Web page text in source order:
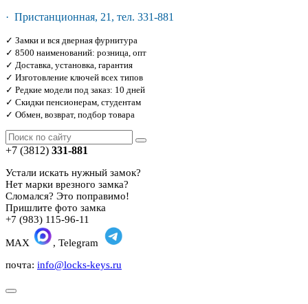
· Пристанционная, 21, тел. 331-881
✓ Замки и вся дверная фурнитура
✓ 8500 наименований: розница, опт
✓ Доставка, установка, гарантия
✓ Изготовление ключей всех типов
✓ Редкие модели под заказ: 10 дней
✓ Скидки пенсионерам, студентам
✓ Обмен, возврат, подбор товара
+7 (3812) 331-881
Устали искать нужный замок?
Нет марки врезного замка?
Сломался? Это поправимо!
Пришлите фото замка
+7 (983) 115-96-11
MAX
, Telegram
почта: info@locks-keys.ru